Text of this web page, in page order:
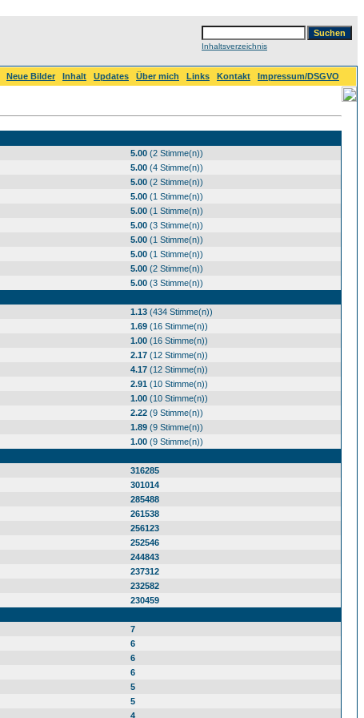
Inhaltsverzeichnis
Neue Bilder Inhalt Updates Über mich Links Kontakt
Impressum/DSGVO
5.00 (2 Stimme(n))
5.00 (4 Stimme(n))
5.00 (2 Stimme(n))
5.00 (1 Stimme(n))
5.00 (1 Stimme(n))
5.00 (3 Stimme(n))
5.00 (1 Stimme(n))
5.00 (1 Stimme(n))
5.00 (2 Stimme(n))
5.00 (3 Stimme(n))
1.13 (434 Stimme(n))
1.69 (16 Stimme(n))
1.00 (16 Stimme(n))
2.17 (12 Stimme(n))
4.17 (12 Stimme(n))
2.91 (10 Stimme(n))
1.00 (10 Stimme(n))
2.22 (9 Stimme(n))
1.89 (9 Stimme(n))
1.00 (9 Stimme(n))
316285
301014
285488
261538
256123
252546
244843
237312
232582
230459
7
6
6
6
5
5
4